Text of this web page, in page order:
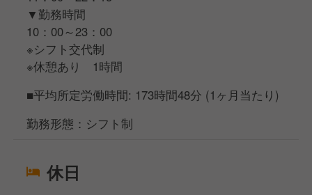
▼勤務時間
10：00～23：00
※シフト交代制
※休憩あり 1時間
■平均所定労働時間: 173時間48分 (1ヶ月当たり)
勤務形態：シフト制
休日